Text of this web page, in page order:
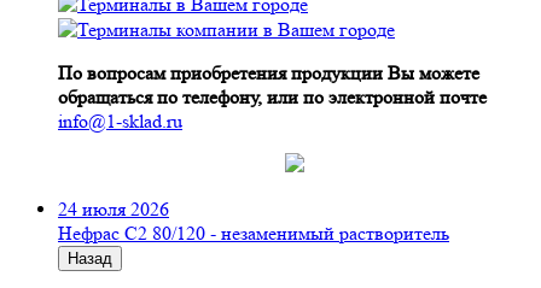
По вопросам приобретения продукции Вы можете
обращаться по телефону, или по электронной почте
info@1-sklad.ru
24 июля 2026
Нефрас С2 80/120 - незаменимый растворитель
Назад